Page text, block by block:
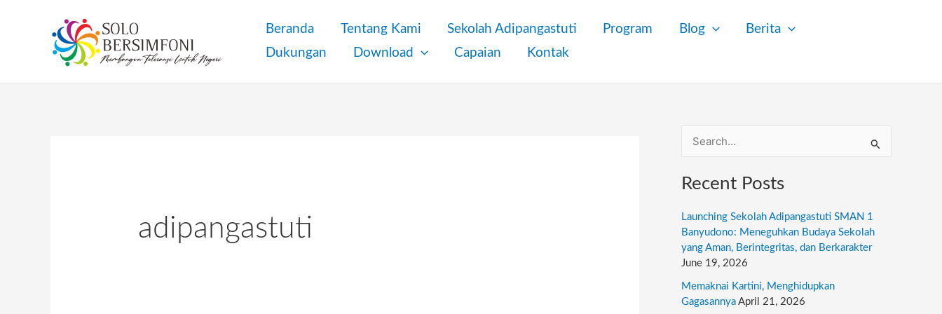
Beranda Tentang Kami Sekolah Adipangastuti Program Blog
Berita
Dukungan
Download Capaian Kontak
adipangastuti
a
c
h
Recent Posts
Launching Sekolah Adipangastuti SMAN 1
Banyudono: Meneguhkan Budaya Sekolah
yang Aman, Berintegritas, dan Berkarakter
June 19, 2026
Memaknai Kartini, Menghidupkan
Gagasannya April 21, 2026